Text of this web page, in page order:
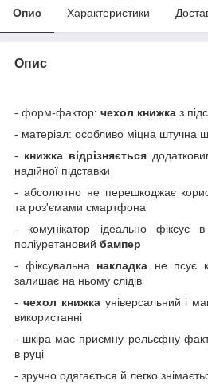
Опис Характеристики
Опис
- форм-фактор: чехол книжка з
- матеріал: особливо міцна штучна
- книжка відрізняється
надійної підставки
- абсолютно не перешкоджає
та роз'ємами смартфона
- комунікатор ідеально фіксує
поліуретановий бампер
- фіксувальна накладка не псує
залишає на ньому слідів
- чехол книжкауніверсальний і
використанні
- шкіра має приємну рельєфну
в руці
- зручно одягається й легко